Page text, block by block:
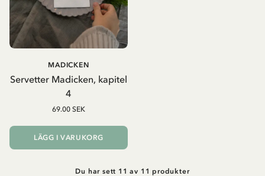
Servetter Madicken, kapitel
4
MADICKEN
69.00 SEK
LÄGG I VARUKORG
Du har sett 11 av 11 produkter